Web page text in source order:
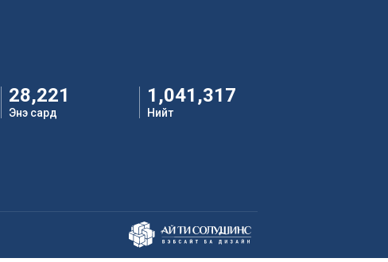
28,221
Энэ сард
1,041,317
Нийт